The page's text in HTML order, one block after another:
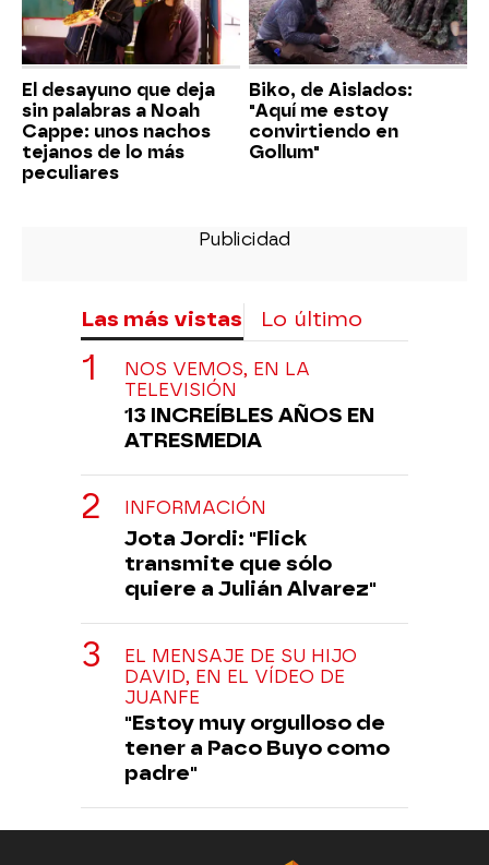
El desayuno que deja
sin palabras a Noah
Cappe: unos nachos
tejanos de lo más
peculiares
Biko, de Aislados:
"Aquí me estoy
convirtiendo en
Gollum"
Las más vistas Lo último
NOS VEMOS, EN LA
TELEVISIÓN
13 INCREÍBLES AÑOS EN
ATRESMEDIA
INFORMACIÓN
Jota Jordi: "Flick
transmite que sólo
quiere a Julián Alvarez"
EL MENSAJE DE SU HIJO
DAVID, EN EL VÍDEO DE
JUANFE
"Estoy muy orgulloso de
tener a Paco Buyo como
padre"